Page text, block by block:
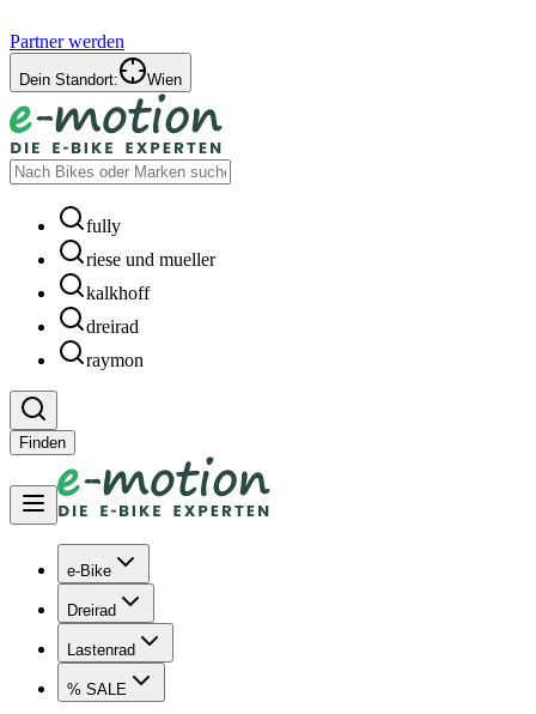
Partner werden
Dein Standort: Wien
fully
riese und mueller
kalkhoff
dreirad
raymon
Finden
e-Bike
Dreirad
Lastenrad
% SALE